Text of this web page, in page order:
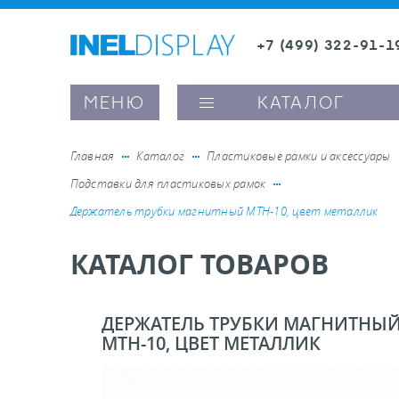
+7 (499) 322-91-
Заказать звонок
МЕНЮ КАТАЛОГ
ценникодержатели
полочного пространства
вывесок и шелфтокеры
Главная Каталог
Пластиковые рамки и аксессуары
Подставки для пластиковых рамок
Держатель трубки магнитный MTH-10, цвет металлик
КАТАЛОГ ТОВАРОВ
ДЕРЖАТЕЛЬ ТРУБКИ
MTH-10, ЦВЕТ МЕТАЛЛИК